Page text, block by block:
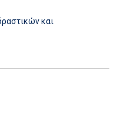
και